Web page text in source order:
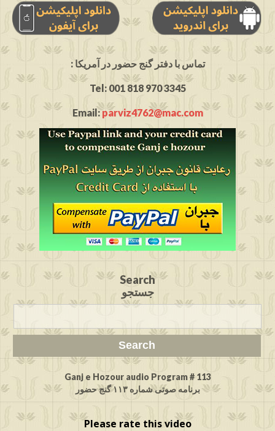
: تماس با دفتر گنج حضور در آمریکا
Tel: 001 818 970 3345
Email:parviz4762@mac.com
Search
جستجو
Ganj e Hozour audio Program # 113
برنامه صوتی شماره ۱۱۳ گنج حضور
Please rate this video